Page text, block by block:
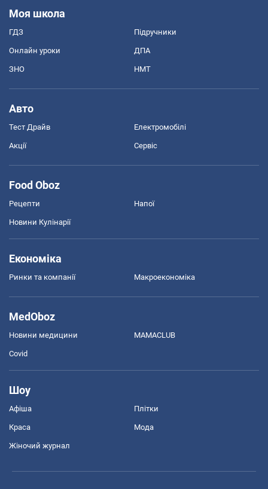
Моя школа
ГДЗ Підручники
Онлайн уроки ДПА
ЗНО НМТ
Авто
Тест Драйв Електромобілі
Акції Сервіс
Food Oboz
Рецепти Напої
Новини Кулінарії
Економіка
Ринки та компанії Макроекономіка
MedOboz
Новини медицини MAMACLUB
Covid
Шоу
Афіша Плітки
Краса Мода
Жіночий журнал